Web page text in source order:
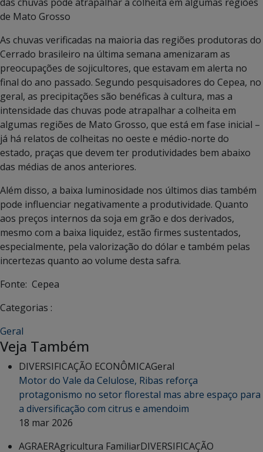
de Mato Grosso
As chuvas verificadas na maioria das regiões produtoras do
Cerrado brasileiro na última semana amenizaram as
preocupações de sojicultores, que estavam em alerta no
final do ano passado. Segundo pesquisadores do Cepea, no
geral, as precipitações são benéficas à cultura, mas a
intensidade das chuvas pode atrapalhar a colheita em
algumas regiões de Mato Grosso, que está em fase inicial –
já há relatos de colheitas no oeste e médio-norte do
estado, praças que devem ter produtividades bem abaixo
das médias de anos anteriores.
Além disso, a baixa luminosidade nos últimos dias também
pode influenciar negativamente a produtividade. Quanto
aos preços internos da soja em grão e dos derivados,
mesmo com a baixa liquidez, estão firmes sustentados,
especialmente, pela valorização do dólar e também pelas
incertezas quanto ao volume desta safra.
Fonte: Cepea
Categorias :
Geral
Veja Também
DIVERSIFICAÇÃO ECONÔMICAGeral
Motor do Vale da Celulose, Ribas reforça
protagonismo no setor florestal mas abre espaço para
a diversificação com citrus e amendoim
18 mar 2026
AGRAERAgricultura FamiliarDIVERSIFICAÇÃO